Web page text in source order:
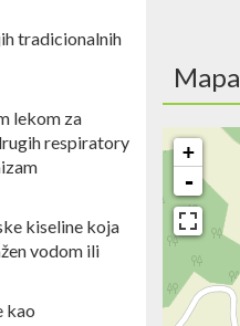
tradicionalnih
lekom za
respiratory
kiseline koja
vodom ili
kao
Mapa
+
-